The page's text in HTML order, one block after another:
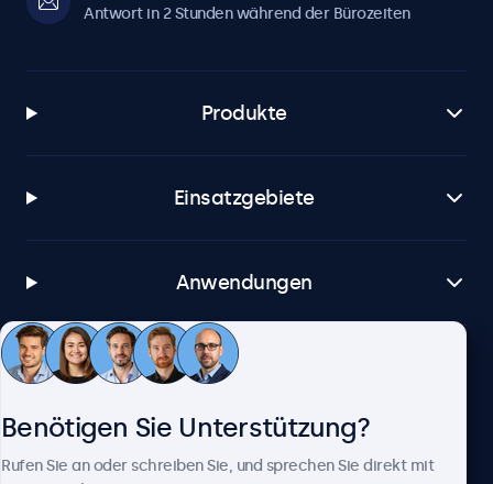
Antwort in 2 Stunden während der Bürozeiten
Produkte
Einsatzgebiete
Anwendungen
Kundenservice
Benötigen Sie Unterstützung?
Rufen Sie an oder schreiben Sie, und sprechen Sie direkt mit